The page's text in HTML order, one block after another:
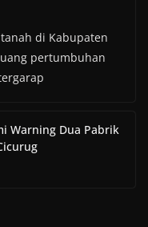
tanah di Kabupaten
pertumbuhan
Warning Dua Pabrik